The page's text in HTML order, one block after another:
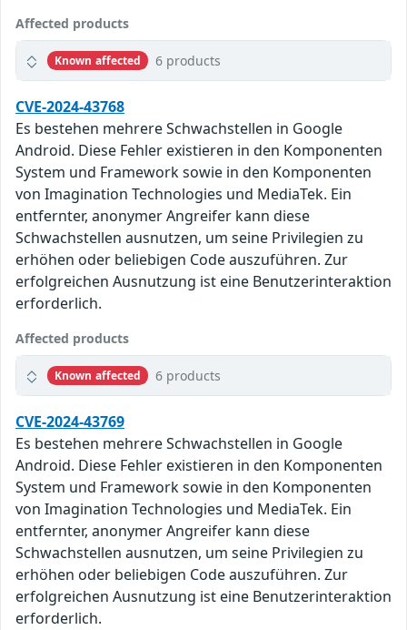
Affected products
Known affected 6 products
CVE-2024-43768
Es bestehen mehrere Schwachstellen in Google
Android. Diese Fehler existieren in den Komponenten
System und Framework sowie in den Komponenten
von Imagination Technologies und MediaTek. Ein
entfernter, anonymer Angreifer kann diese
Schwachstellen ausnutzen, um seine Privilegien zu
erhöhen oder beliebigen Code auszuführen. Zur
erfolgreichen Ausnutzung ist eine Benutzerinteraktion
erforderlich.
Affected products
Known affected 6 products
CVE-2024-43769
Es bestehen mehrere Schwachstellen in Google
Android. Diese Fehler existieren in den Komponenten
System und Framework sowie in den Komponenten
von Imagination Technologies und MediaTek. Ein
entfernter, anonymer Angreifer kann diese
Schwachstellen ausnutzen, um seine Privilegien zu
erhöhen oder beliebigen Code auszuführen. Zur
erfolgreichen Ausnutzung ist eine Benutzerinteraktion
erforderlich.